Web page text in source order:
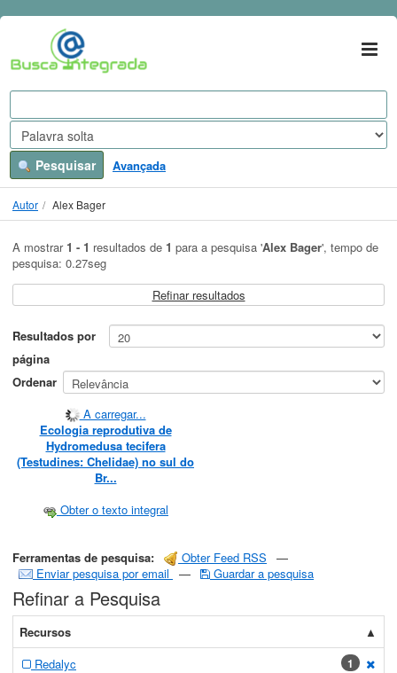
A mostrar
Ir para o conteúdo
VuFind
Pesquisar Avançada
Autor Alex Bager
A mostrar 1 - 1 resultados de 1 para a pesquisa 'Alex Bager', tempo de
pesquisa: 0.27seg
Refinar resultados
Resultados por
página
Ordenar
A carregar...
Ecologia reprodutiva de
Hydromedusa tecifera
(Testudines: Chelidae) no sul do
Br...
Obter o texto integral
Ferramentas de pesquisa: Obter Feed RSS
—
Enviar pesquisa por email
— Guardar a pesquisa
Refinar a Pesquisa
Recursos
Redalyc
1